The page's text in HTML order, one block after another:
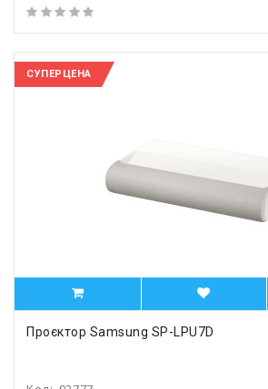
СУПЕРЦЕНА
Проєктор Samsung SP-LPU7D